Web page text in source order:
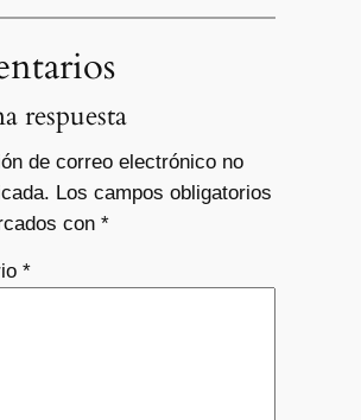
respuesta
de correo electrónico no
Los campos obligatorios
con *
*